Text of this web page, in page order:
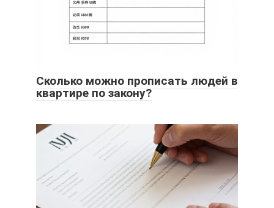
Сколько можно прописать людей в
квартире по закону?